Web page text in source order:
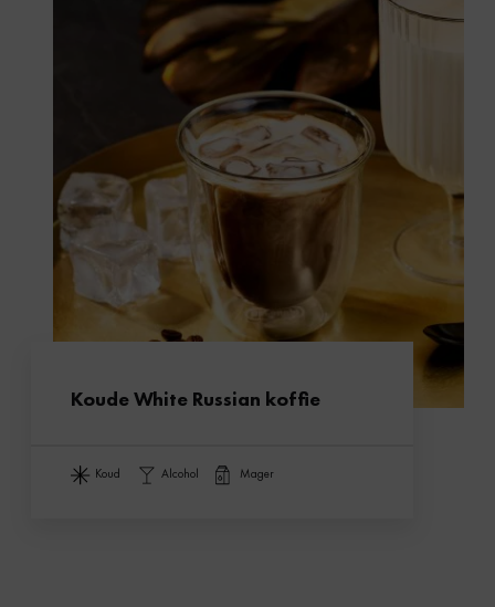
Koude White Russian koffie
koud alcohol mager